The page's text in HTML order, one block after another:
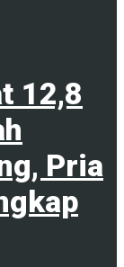
12,8
Pria